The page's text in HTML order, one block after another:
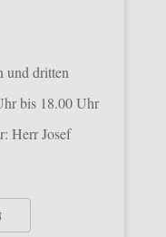
und dritten
bis 18.00 Uhr
Herr Josef